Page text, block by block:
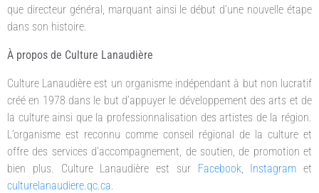
que directeur général, marquant ainsi le début d’une nouvelle étape
dans son histoire.
À propos de Culture Lanaudière
Culture Lanaudière est un organisme indépendant à but non lucratif
créé en 1978 dans le but d’appuyer le développement des arts et de
la culture ainsi que la professionnalisation des artistes de la région.
L’organisme est reconnu comme conseil régional de la culture et
offre des services d’accompagnement, de soutien, de promotion et
bien plus. Culture Lanaudière est sur Facebook Instagram et
culturelanaudiere.qc.ca